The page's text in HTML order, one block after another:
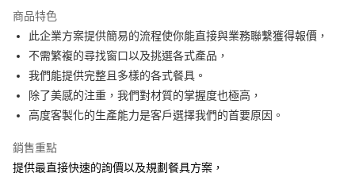
街口支付
悠遊付
AFTEE先享後付
相關說明
AFTEE先享後付是「在收到商品之後才付款」的支付方式。 讓您購物簡單
便利好安心！
１．簡單：不需註冊會員、不需綁卡、不需儲值。
ATM付款
商品特色
此企業方案提供簡易的流程使你能直接與業務聯繫獲得報價，
不需繁複的尋找窗口以及挑選各式產品，
我們能提供完整且多樣的各式餐具。
除了美感的注重，我們對材質的掌握度也極高，
高度客製化的生產能力是客戶選擇我們的首要原因。
銷售重點
提供最直接快速的詢價以及規劃餐具方案，